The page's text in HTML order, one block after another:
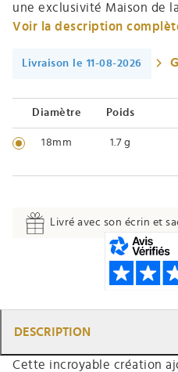
une exclusivité Maison de
Voir la description
Livraison le 11-08-2026
Diamètre Poids
18mm 1.7 g
Livré avec son écrin et
DESCRIPTION
Cette incroyable création